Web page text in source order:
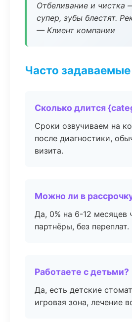
Отбеливание и чистка
супер, зубы блестят.
— Клиент компании
Часто
Сколько длится
Сроки озвучиваем на
после диагностики,
визита.
Можно ли в
Да, 0% на 6-12 месяцев
партнёры, без переплат.
Работаете с детьми?
Да, есть детские
игровая зона, лечение